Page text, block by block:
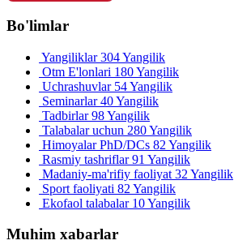
Bo'limlar
Yangiliklar304 Yangilik
Otm E'lonlari 180 Yangilik
Uchrashuvlar 54 Yangilik
Seminarlar40 Yangilik
Tadbirlar98 Yangilik
Talabalar uchun 280 Yangilik
Himoyalar PhD/DCs 82 Yangilik
Rasmiy tashriflar91 Yangilik
Madaniy-ma'rifiy faoliyat 32 Yangilik
Sport faoliyati 82 Yangilik
Ekofaol talabalar 10 Yangilik
Muhim xabarlar